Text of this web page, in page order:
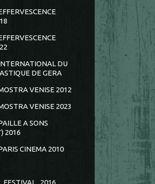
DU
DE GERA
VENISE 2012
VENISE 2023
A SONS
2016
CINEMA 2010